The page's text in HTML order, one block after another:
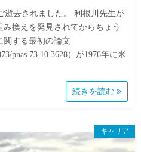
逝去されました。 利根川先生が
換えを発見されてからちょう
関する最初の論文
pnas.73.10.3628）が1976年に米
続きを読む
キャリア